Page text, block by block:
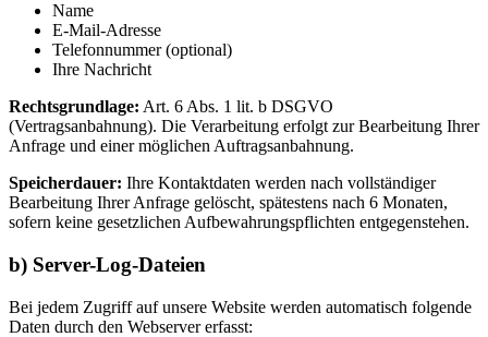
Name
E-Mail-Adresse
Telefonnummer (optional)
Ihre Nachricht
Rechtsgrundlage: Art. 6 Abs. 1 lit. b DSGVO
(Vertragsanbahnung). Die Verarbeitung erfolgt zur Bearbeitung Ihrer
Anfrage und einer möglichen Auftragsanbahnung.
Speicherdauer: Ihre Kontaktdaten werden nach vollständiger
Bearbeitung Ihrer Anfrage gelöscht, spätestens nach 6 Monaten,
sofern keine gesetzlichen Aufbewahrungspflichten entgegenstehen.
b) Server-Log-Dateien
Bei jedem Zugriff auf unsere Website werden automatisch folgende
Daten durch den Webserver erfasst: